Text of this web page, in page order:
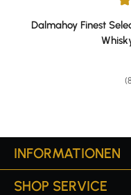
Durchschnittliche
Dalmahoy Finest
INFORMATIONEN
SHOP SERVICE